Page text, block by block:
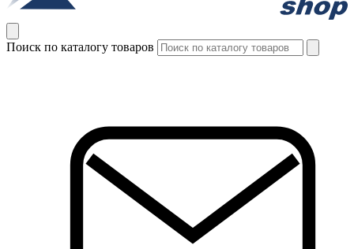
Поиск по каталогу товаров